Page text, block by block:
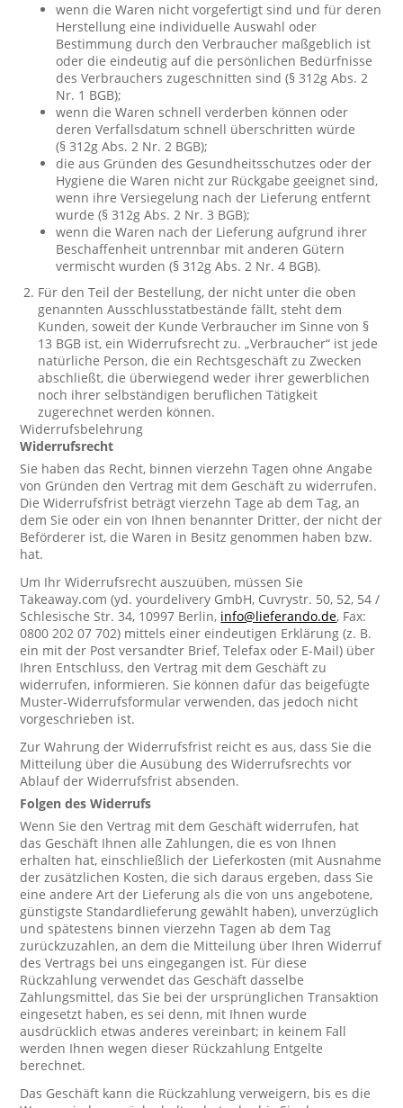
wenn die Waren nicht vorgefertigt sind und für deren
Herstellung eine individuelle Auswahl oder
Bestimmung durch den Verbraucher maßgeblich ist
oder die eindeutig auf die persönlichen Bedürfnisse
des Verbrauchers zugeschnitten sind (§ 312g Abs. 2
Nr. 1 BGB);
wenn die Waren schnell verderben können oder
deren Verfallsdatum schnell überschritten würde
(§ 312g Abs. 2 Nr. 2 BGB);
die aus Gründen des Gesundheitsschutzes oder der
Hygiene die Waren nicht zur Rückgabe geeignet sind,
wenn ihre Versiegelung nach der Lieferung entfernt
wurde (§ 312g Abs. 2 Nr. 3 BGB);
wenn die Waren nach der Lieferung aufgrund ihrer
Beschaffenheit untrennbar mit anderen Gütern
vermischt wurden (§ 312g Abs. 2 Nr. 4 BGB).
Für den Teil der Bestellung, der nicht unter die oben
genannten Ausschlusstatbestände fällt, steht dem
Kunden, soweit der Kunde Verbraucher im Sinne von §
13 BGB ist, ein Widerrufsrecht zu. „Verbraucher“ ist jede
natürliche Person, die ein Rechtsgeschäft zu Zwecken
abschließt, die überwiegend weder ihrer gewerblichen
noch ihrer selbständigen beruflichen Tätigkeit
zugerechnet werden können.
Widerrufsbelehrung
Widerrufsrecht
Sie haben das Recht, binnen vierzehn Tagen ohne Angabe
von Gründen den Vertrag mit dem Geschäft zu widerrufen.
Die Widerrufsfrist beträgt vierzehn Tage ab dem Tag, an
dem Sie oder ein von Ihnen benannter Dritter, der nicht der
Beförderer ist, die Waren in Besitz genommen haben bzw.
hat.
Um Ihr Widerrufsrecht auszuüben, müssen Sie
Takeaway.com (yd. yourdelivery GmbH, Cuvrystr. 50, 52, 54 /
Schlesische Str. 34, 10997 Berlin, info@lieferando.de, Fax:
0800 202 07 702) mittels einer eindeutigen Erklärung (z. B.
ein mit der Post versandter Brief, Telefax oder E-Mail) über
Ihren Entschluss, den Vertrag mit dem Geschäft zu
widerrufen, informieren. Sie können dafür das beigefügte
Muster-Widerrufsformular verwenden, das jedoch nicht
vorgeschrieben ist.
Zur Wahrung der Widerrufsfrist reicht es aus, dass Sie die
Mitteilung über die Ausübung des Widerrufsrechts vor
Ablauf der Widerrufsfrist absenden.
Folgen des Widerrufs
Wenn Sie den Vertrag mit dem Geschäft widerrufen, hat
das Geschäft Ihnen alle Zahlungen, die es von Ihnen
erhalten hat, einschließlich der Lieferkosten (mit Ausnahme
der zusätzlichen Kosten, die sich daraus ergeben, dass Sie
eine andere Art der Lieferung als die von uns angebotene,
günstigste Standardlieferung gewählt haben), unverzüglich
und spätestens binnen vierzehn Tagen ab dem Tag
zurückzuzahlen, an dem die Mitteilung über Ihren Widerruf
des Vertrags bei uns eingegangen ist. Für diese
Rückzahlung verwendet das Geschäft dasselbe
Zahlungsmittel, das Sie bei der ursprünglichen Transaktion
eingesetzt haben, es sei denn, mit Ihnen wurde
ausdrücklich etwas anderes vereinbart; in keinem Fall
werden Ihnen wegen dieser Rückzahlung Entgelte
berechnet.
Das Geschäft kann die Rückzahlung verweigern, bis es die